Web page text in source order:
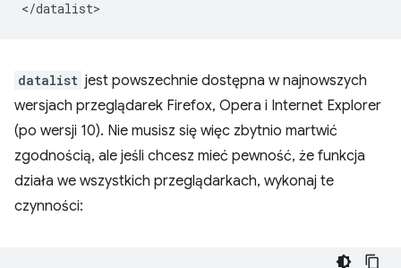
datalist jest powszechnie dostępna w najnowszych
wersjach przeglądarek Firefox, Opera i Internet Explorer
(po wersji 10). Nie musisz się więc zbytnio martwić
zgodnością, ale jeśli chcesz mieć pewność, że funkcja
działa we wszystkich przeglądarkach, wykonaj te
czynności: